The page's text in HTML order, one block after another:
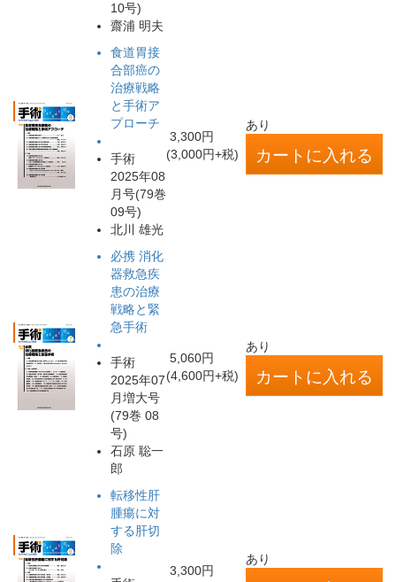
10号)
齋浦 明夫
食道胃接
合部癌の
治療戦略
と手術ア
プローチ
手術
2025年08
月号(79巻
09号)
北川 雄光
3,300円
(3,000円+税)
あり
必携 消化
器救急疾
患の治療
戦略と緊
急手術
手術
2025年07
月増大号
(79巻 08
号)
石原 聡一
郎
5,060円
(4,600円+税)
あり
転移性肝
腫瘍に対
する肝切
除
3,300円
あり